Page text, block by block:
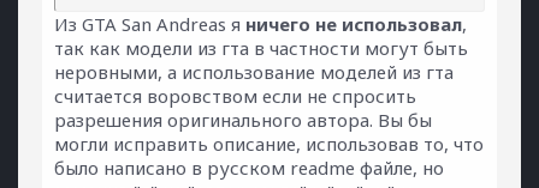
Из GTA San Andreas я ничего не использовал,
так как модели из гта в частности могут быть
неровными, а использование моделей из гта
считается воровством если не спросить
разрешения оригинального автора. Вы бы
могли исправить описание, использовав то, что
было написано в русском readme файле, но